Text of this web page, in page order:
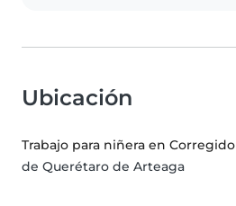
Ubicación
Trabajo para niñera en
de Querétaro de Arteaga